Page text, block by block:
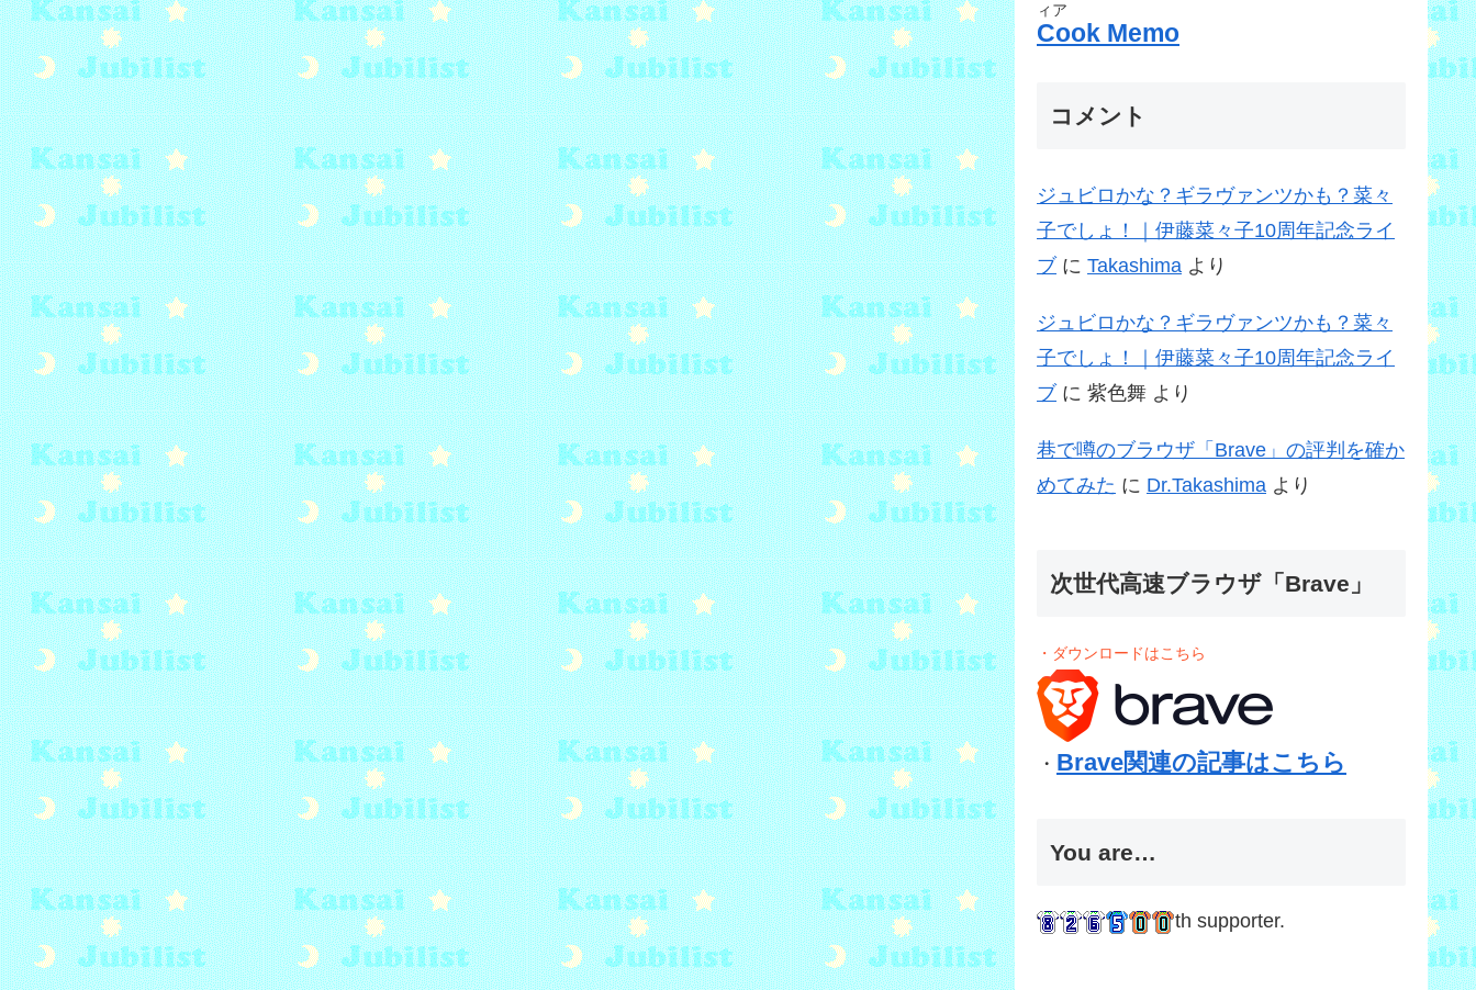
ィア
Cook Memo
コメント
ジュビロかな？ギラヴァンツかも？菜々
子でしょ！｜伊藤菜々子10周年記念ライ
ブ に Takashima より
ジュビロかな？ギラヴァンツかも？菜々
子でしょ！｜伊藤菜々子10周年記念ライ
ブ に 紫色舞 より
巷で噂のブラウザ「Brave」の評判を確か
めてみた に Dr.Takashima より
次世代高速ブラウザ「Brave」
・ダウンロードはこちら
・ Brave関連の記事はこちら
You are…
th supporter.